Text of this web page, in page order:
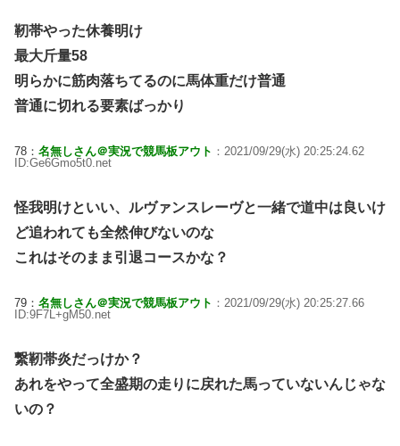
靭帯やった休養明け
最大斤量58
明らかに筋肉落ちてるのに馬体重だけ普通
普通に切れる要素ばっかり
78： 名無しさん＠実況で競馬板アウト ：2021/09/29(水) 20:25:24.62
ID:Ge6Gmo5t0.net
怪我明けといい、ルヴァンスレーヴと一緒で道中は良いけ
ど追われても全然伸びないのな
これはそのまま引退コースかな？
79： 名無しさん＠実況で競馬板アウト ：2021/09/29(水) 20:25:27.66
ID:9F7L+gM50.net
繋靭帯炎だっけか？
あれをやって全盛期の走りに戻れた馬っていないんじゃな
いの？